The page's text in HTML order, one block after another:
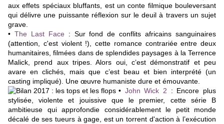
aux effets spéciaux bluffants, est un conte filmique bouleversant
qui délivre une puissante réflexion sur le deuil à travers un sujet
grave.
• The Last Face : Sur fond de conflits africains sanguinaires
(attention, c'est violent !), cette romance contrariée entre deux
humanitaires, filmées dans de splendides paysages à la Terrence
Malick, prend aux tripes. Alors oui, c’est démonstratif et peu
avare en clichés, mais que c’est beau et bien interprété (un
casting impliqué). Une œuvre humaniste dure et émouvante.
• John Wick 2 : Encore plus
stylisée, violente et jouissive que le premier, cette série B
ambitieuse qui approfondie considérablement le petit monde
décalé de ses tueurs à gage, est un torrent d'action à l’exécution